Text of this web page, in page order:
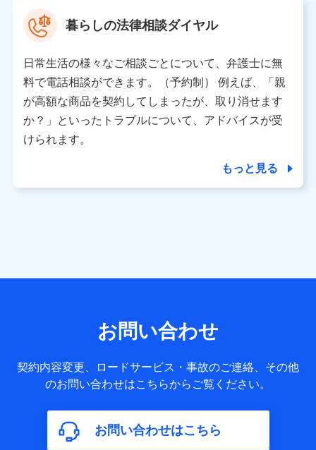
※ 当社および株式会社NTTドコモは、お客さまの情報を利
データ憲章」に定める行動原則を順守します 。
※ パーソナルデータダッシュボードの「第三者提供の管
理」の設定状態にかかわらず、共同利用する場合がありま
※ dポイントクラブ会員ではないお客さま（2019年12月11
日以降、一度もdポイントクラブ会員であったことがないお
個人データは、こちら の利用目的の範囲内に限って共同利
用します。
サービス提供等を通じて取得した、以下の情報などの個人デ
基本情報
氏名、電話番号、メールアドレス、お客さまの識別子、
属性、連絡先、dポイントサービスのご利用に関する情
構成、住所、dポイント残高、dポイント利用履歴などが
含まれます。
利用情報
暮らしの法律相談ダイヤル
日常生活の様々なご相談ごとについて、弁護士に無
料で電話相談ができます。（予約制） 例えば、「親
が高額な商品を契約してしまったが、取り消せます
か？」といったトラブルについて、アドバイスが受
けられます。
もっと見る
お問い合わせ
契約内容変更、ロードサービス・事故のご連絡、その他
のお問い合わせはこちらからご覧ください。
お問い合わせはこちら